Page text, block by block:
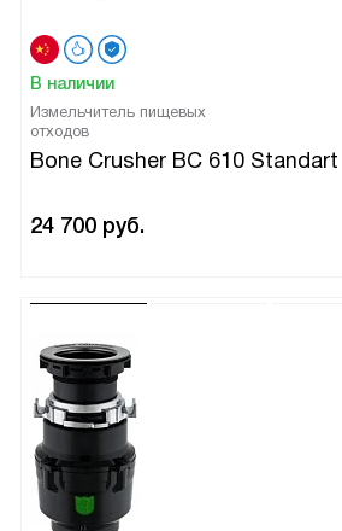
В наличии
Измельчитель пищевых
отходов
Bone Crusher BC 610 Standart
24 700 руб.